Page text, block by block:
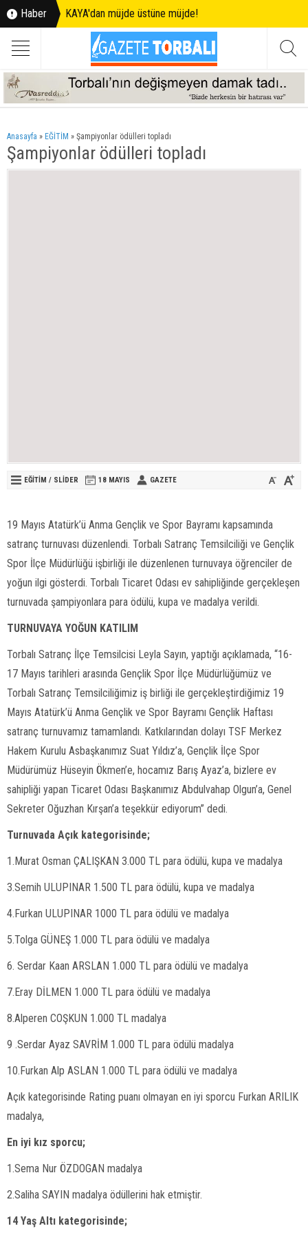
Haber KAYA'dan müjde üstüne müjde!
Anasayfa » EĞİTİM » Şampiyonlar ödülleri topladı
Şampiyonlar ödülleri topladı
EĞİTİM / SLİDER 18 MAYIS GAZETE
19 Mayıs Atatürk’ü Anma Gençlik ve Spor Bayramı kapsamında
satranç turnuvası düzenlendi. Torbalı Satranç Temsilciliği ve Gençlik
Spor İlçe Müdürlüğü işbirliği ile düzenlenen turnuvaya öğrenciler de
yoğun ilgi gösterdi. Torbalı Ticaret Odası ev sahipliğinde gerçekleşen
turnuvada şampiyonlara para ödülü, kupa ve madalya verildi.
TURNUVAYA YOĞUN KATILIM
Torbalı Satranç İlçe Temsilcisi Leyla Sayın, yaptığı açıklamada, “16-
17 Mayıs tarihleri arasında Gençlik Spor İlçe Müdürlüğümüz ve
Torbalı Satranç Temsilciliğimiz iş birliği ile gerçekleştirdiğimiz 19
Mayıs Atatürk’ü Anma Gençlik ve Spor Bayramı Gençlik Haftası
satranç turnuvamız tamamlandı. Katkılarından dolayı TSF Merkez
Hakem Kurulu Asbaşkanımız Suat Yıldız’a, Gençlik İlçe Spor
Müdürümüz Hüseyin Ökmen’e, hocamız Barış Ayaz’a, bizlere ev
sahipliği yapan Ticaret Odası Başkanımız Abdulvahap Olgun’a, Genel
Sekreter Oğuzhan Kırşan’a teşekkür ediyorum” dedi.
Turnuvada Açık kategorisinde;
1.Murat Osman ÇALIŞKAN 3.000 TL para ödülü, kupa ve madalya
3.Semih ULUPINAR 1.500 TL para ödülü, kupa ve madalya
4.Furkan ULUPINAR 1000 TL para ödülü ve madalya
5.Tolga GÜNEŞ 1.000 TL para ödülü ve madalya
6. Serdar Kaan ARSLAN 1.000 TL para ödülü ve madalya
7.Eray DİLMEN 1.000 TL para ödülü ve madalya
8.Alperen COŞKUN 1.000 TL madalya
9 .Serdar Ayaz SAVRİM 1.000 TL para ödülü madalya
10.Furkan Alp ASLAN 1.000 TL para ödülü ve madalya
Açık kategorisinde Rating puanı olmayan en iyi sporcu Furkan ARILIK
madalya,
En iyi kız sporcu;
1.Sema Nur ÖZDOGAN madalya
2.Saliha SAYIN madalya ödüllerini hak etmiştir.
14 Yaş Altı kategorisinde;